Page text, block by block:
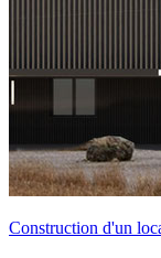
Construction d'un